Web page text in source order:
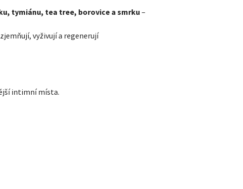
tymiánu, tea tree, borovice a smrku –
vyživují a regenerují
intimní místa.